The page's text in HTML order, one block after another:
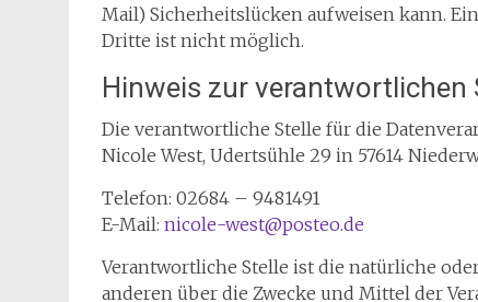
Mail) Sicherheitslücken aufweisen kann.
Dritte ist nicht möglich.
Hinweis zur verantwortlichen
Die verantwortliche Stelle für die
Nicole West, Udertsühle 29 in 57614
Telefon: 02684 – 9481491
E-Mail: nicole-west@posteo.de
Verantwortliche Stelle ist die natürliche
anderen über die Zwecke und Mittel der